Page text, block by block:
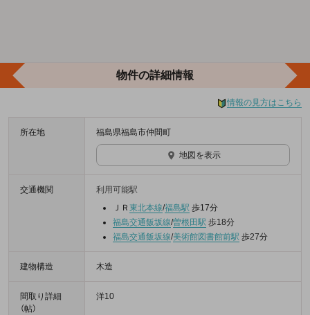
物件の詳細情報
情報の見方はこちら
所在地 福島県福島市仲間町
地図を表示
交通機関
利用可能駅
ＪＲ 東北本線/福島駅 歩17分
福島交通飯坂線/曽根田駅 歩18分
福島交通飯坂線/美術館図書館前駅 歩27分
建物構造 木造
間取り詳細
（帖）
洋10